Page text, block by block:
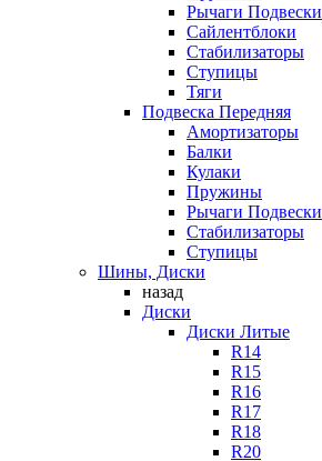
Рычаги Подвески
Сайлентблоки
Стабилизаторы
Ступицы
Тяги
Подвеска Передняя
Амортизаторы
Балки
Кулаки
Пружины
Рычаги Подвески
Стабилизаторы
Ступицы
Шины, Диски
назад
Диски
Диски Литые
R14
R15
R16
R17
R18
R20